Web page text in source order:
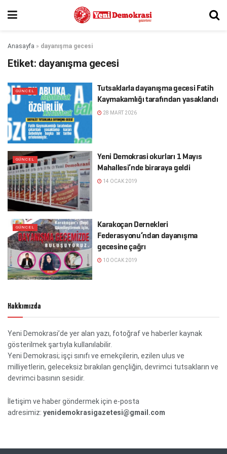
Anasayfa » dayanışma gecesi
Etiket: dayanışma gecesi
GÜNCEL
Tutsaklarla dayanışma gecesi Fatih
Kaymakamlığı tarafından yasaklandı
28 MART 2026
GÜNCEL
Yeni Demokrasi okurları 1 Mayıs
Mahallesi’nde biraraya geldi
14 OCAK 2019
GÜNCEL
Karakoçan Dernekleri
Federasyonu’ndan dayanışma
gecesine çağrı
10 OCAK 2019
Hakkımızda
Yeni Demokrasi’de yer alan yazı, fotoğraf ve haberler kaynak
gösterilmek şartıyla kullanılabilir.
Yeni Demokrasi; işçi sınıfı ve emekçilerin, ezilen ulus ve
milliyetlerin, geleceksiz bırakılan gençliğin, devrimci tutsakların ve
devrimci basının sesidir.
İletişim ve haber göndermek için e-posta
adresimiz: yenidemokrasigazetesi@gmail.com